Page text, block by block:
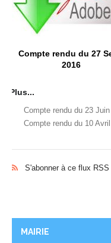
Compte rendu du 27
2016
Plus...
Compte rendu du 23
Compte rendu du 10
S'abonner à ce flux RSS
MAIRIE